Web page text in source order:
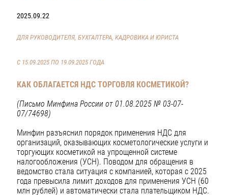
2025.09.22
ДЛЯ РУКОВОДИТЕЛЯ, БУХГАЛТЕРА, КАДРОВИКА И ЮРИСТА
С 15.09.2025 ПО 19.09.2025 ГОДА
КАК ОБЛАГАЕТСЯ НДС ТОРГОВЛЯ КОСМЕТИКОЙ?
(Письмо Минфина России от 01.08.2025 № 03-07-
07/74698)
Минфин разъяснил порядок применения НДС для
организаций, оказывающих косметологические услуги и
торгующих косметикой на упрощенной системе
налогообложения (УСН). Поводом для обращения в
ведомство стала ситуация с компанией, которая с 2025
года превысила лимит доходов для применения УСН (60
млн рублей) и автоматически стала плательщиком НДС.